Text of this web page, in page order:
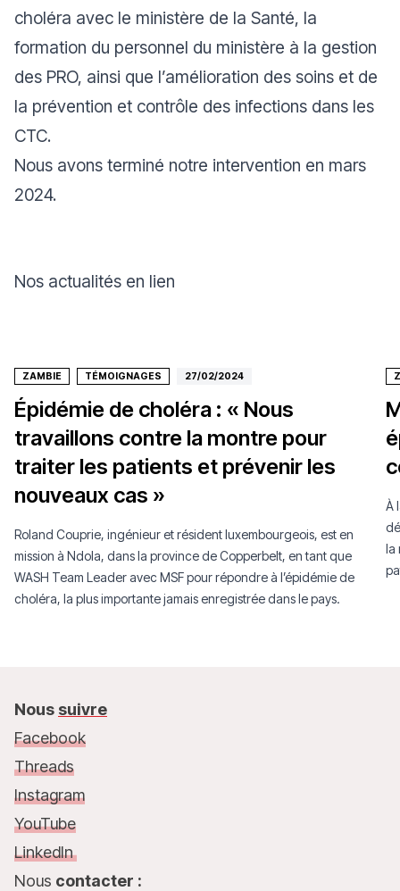
choléra avec le ministère de la Santé, la
formation du personnel du ministère à la gestion
des PRO, ainsi que l’amélioration des soins et de
la prévention et contrôle des infections dans les
CTC.
Nous avons terminé notre intervention en mars
2024.
Nos actualités en lien
ZAMBIE TÉMOIGNAGES 27/02/2024
Épidémie de choléra : « Nous
travaillons contre la montre pour
traiter les patients et prévenir les
nouveaux cas »
Roland Couprie, ingénieur et résident luxembourgeois, est en
mission à Ndola, dans la province de Copperbelt, en tant que
WASH Team Leader avec MSF pour répondre à l’épidémie de
choléra, la plus importante jamais enregistrée dans le pays.
À
la
Nous suivre
Facebook
Threads
Instagram
YouTube
LinkedIn
Nous contacter :